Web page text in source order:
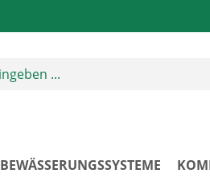
BEWÄSSERUNGSSYSTEME